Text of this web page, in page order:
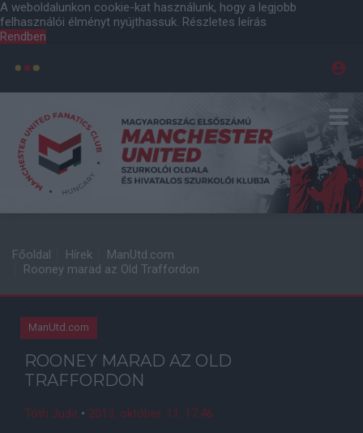
A weboldalunkon cookie-kat használunk, hogy a legjobb
felhasználói élményt nyújthassuk. Részletes leírás
Rendben
Főoldal Hírek
ManUtd.com
Rooney marad az Old Traffordon
ManUtd.com
ROONEY MARAD AZ OLD
TRAFFORDON
Tóth Judit • 2013. október. 11. 17:46